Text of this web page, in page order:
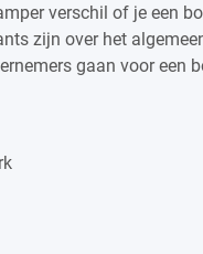
verschil of je een
zijn over het
gaan voor een